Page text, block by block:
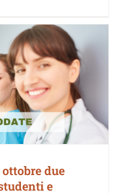
due
e